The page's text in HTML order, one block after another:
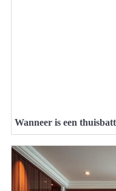
Wanneer is een